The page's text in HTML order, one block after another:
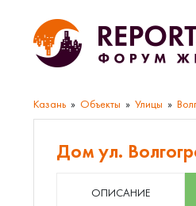
Казань Объекты Улицы
Дом ул.
ОПИСАНИЕ